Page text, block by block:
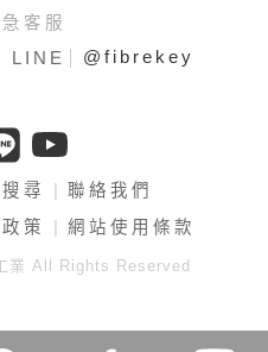
客服
LINE @fibrekey
尋
聯絡我們
策 網站使用條款
業 All Rights Reserved